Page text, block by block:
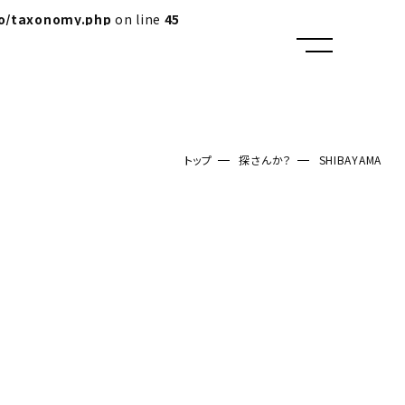
taxonomy.php on line 45
トップ 探さんか？ SHIBAYAMA